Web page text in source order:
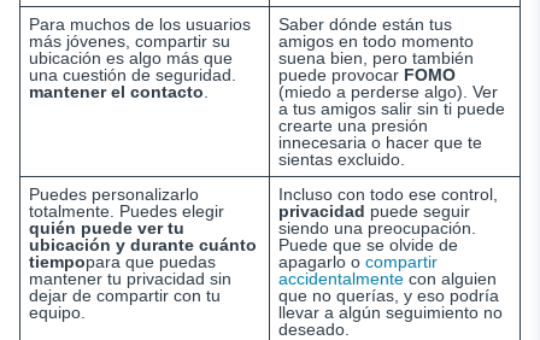
Para muchos de los usuarios
más jóvenes, compartir su
ubicación es algo más que
una cuestión de seguridad.
mantener el contacto
Saber dónde están tus
amigos en todo momento
suena bien, pero también
puede provocar FOMO
(miedo a perderse algo). Ver
a tus amigos salir sin ti puede
crearte una presión
innecesaria o hacer que te
sientas excluido.
Puedes personalizarlo
totalmente. Puedes elegir
quién puede ver tu
ubicación y durante cuánto
tiempopara que puedas
mantener tu privacidad sin
dejar de compartir con tu
equipo.
Incluso con todo ese control,
privacidad puede seguir
siendo una preocupación.
Puede que se olvide de
apagarlo o compartir
accidentalmente con alguien
que no querías, y eso podría
llevar a algún seguimiento no
deseado.